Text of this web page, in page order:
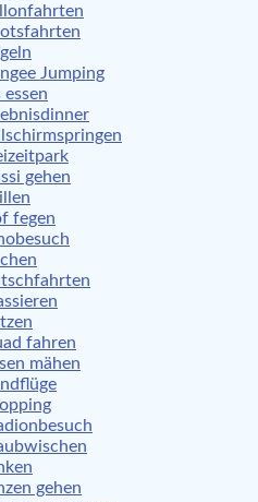
Jumping
gehen
fegen
fahren
mähen
gehen